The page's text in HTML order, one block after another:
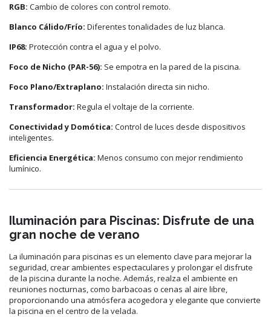
RGB: Cambio de colores con control remoto.
Blanco Cálido/Frío: Diferentes tonalidades de luz blanca.
IP68: Protección contra el agua y el polvo.
Foco de Nicho (PAR-56): Se empotra en la pared de la piscina.
Foco Plano/Extraplano: Instalación directa sin nicho.
Transformador: Regula el voltaje de la corriente.
Conectividad y Domótica: Control de luces desde dispositivos
inteligentes.
Eficiencia Energética: Menos consumo con mejor rendimiento
lumínico.
Iluminación para Piscinas: Disfrute de una
gran noche de verano
La iluminación para piscinas es un elemento clave para mejorar la
seguridad, crear ambientes espectaculares y prolongar el disfrute
de la piscina durante la noche. Además, realza el ambiente en
reuniones nocturnas, como barbacoas o cenas al aire libre,
proporcionando una atmósfera acogedora y elegante que convierte
la piscina en el centro de la velada.